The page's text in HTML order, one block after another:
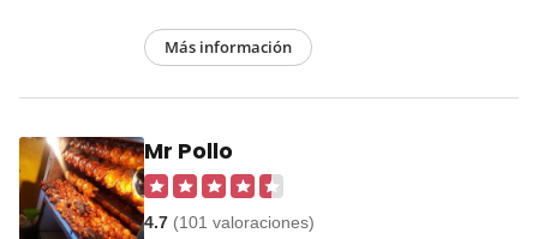
Más información
Mr Pollo
4.7 (101 valoraciones)